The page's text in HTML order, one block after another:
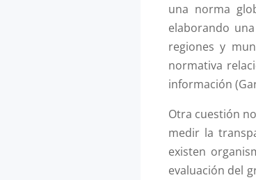
una norma
elaborando
regiones y
normativa
información
Otra cuestión
medir la
existen
evaluación del